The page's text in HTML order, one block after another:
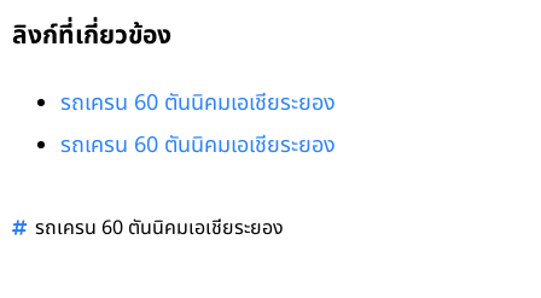
ลิงก์ที่เกี่ยวข้อง
รถเครน 60 ตันนิคมเอเชียระยอง
รถเครน 60 ตันนิคมเอเชียระยอง
รถเครน 60 ตันนิคมเอเชียระยอง